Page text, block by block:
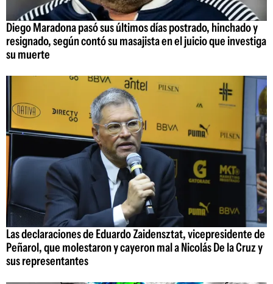
Diego Maradona pasó sus últimos días postrado, hinchado y
resignado, según contó su masajista en el juicio que investiga
su muerte
Las declaraciones de Eduardo Zaidensztat, vicepresidente de
Peñarol, que molestaron y cayeron mal a Nicolás De la Cruz y
sus representantes